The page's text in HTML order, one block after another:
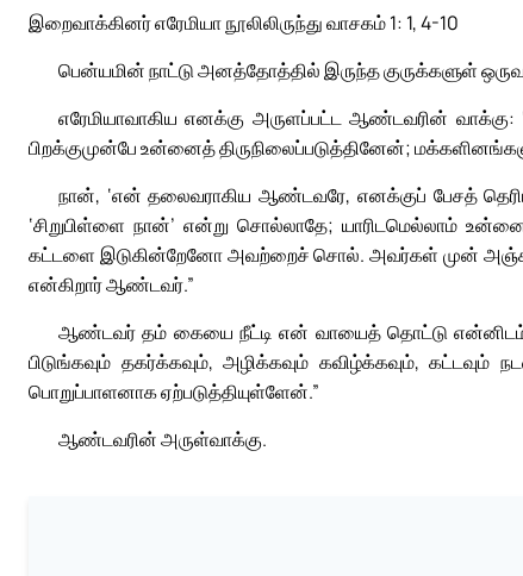
இறைவாக்கினர் எரேமியா நூலிலிருந்து வாசகம் 1: 1, 4-10
பென்யமின் நாட்டு அனத்தோத்தில் இருந்த குருக்களுள்
எரேமியாவாகிய எனக்கு அருளப்பட்ட ஆண்டவரின் வாக்கு:
பிறக்குமுன்பே உன்னைத் திருநிலைப்படுத்தினேன்;
நான், ‘என் தலைவராகிய ஆண்டவரே, எனக்குப் பேசத்
‘சிறுபிள்ளை நான்’ என்று சொல்லாதே; யாரிடமெல்லாம்
கட்டளை இடுகின்றேனோ அவற்றைச் சொல். அவர்கள் முன்
என்கிறார் ஆண்டவர்.”
ஆண்டவர் தம் கையை நீட்டி என் வாயைத் தொட்டு
பிடுங்கவும் தகர்க்கவும், அழிக்கவும் கவிழ்க்கவும்,
பொறுப்பாளனாக ஏற்படுத்தியுள்ளேன்.”
ஆண்டவரின் அருள்வாக்கு.